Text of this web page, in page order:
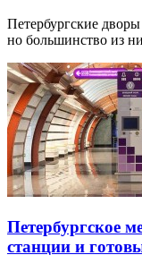
Петербургские
но большинство из
Петербургское
станции и